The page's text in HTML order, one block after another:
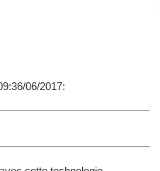
06/2017: